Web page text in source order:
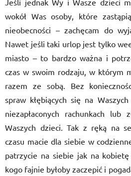
Jeśli jednak Wy i Wasze dzieci
wokół Was osoby, które
nieobecności – zachęcam do
Nawet jeśli taki urlop jest tylko
miasto – to bardzo ważna i
czas w swoim rodzaju, w którym
razem ze sobą. Bez
spraw kłębiących się na
niezapłaconych rachunkach lub
Waszych dzieci. Tak z ręką na
czasu macie dla siebie w
patrzycie na siebie jak na
kogo fajnie byłoby zaczepić i